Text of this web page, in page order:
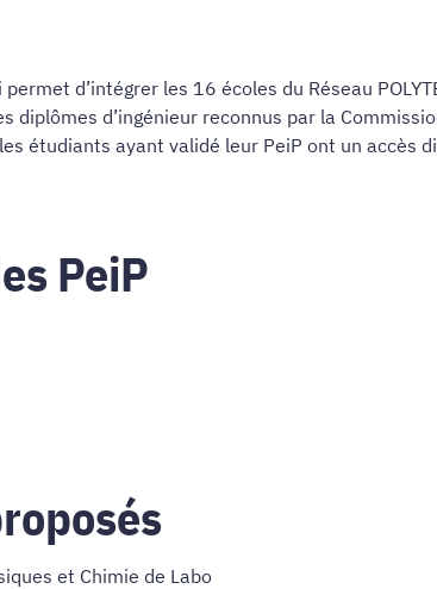
d’intégrer les 16 écoles du Réseau
d’ingénieur reconnus par la
étudiants ayant validé leur PeiP ont un accès
PeiP
et Chimie de Labo